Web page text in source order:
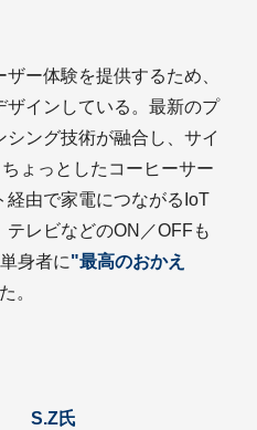
ー体験を提供するため、
インしている。最新のプ
ング技術が融合し、サイ
ょっとしたコーヒーサー
由で家電につながるIoT
レビなどのON／OFFも
身者に"最高のおかえ
。
S.Z氏